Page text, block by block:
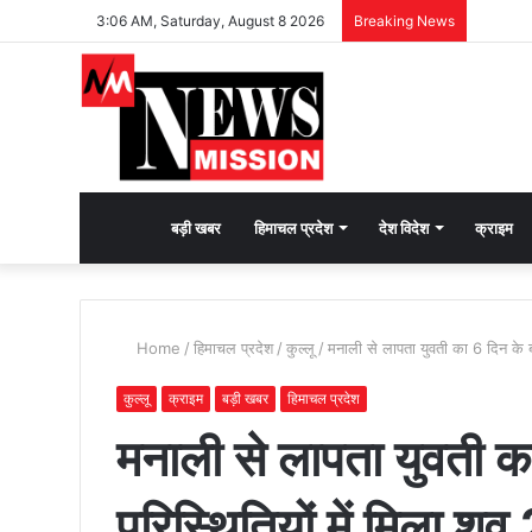
3:06 AM, Saturday, August 8 2026 Breaking News
भक्ति
भावना
जगाने
बड़ी खबर हिमाचल प्रदेश देश विदेश क्राइम
Home / हिमाचल प्रदेश / कुल्लू / मनाली से लापता युवती का 6 दिन के
कुल्लू क्राइम बड़ी खबर हिमाचल प्रदेश
मनाली से लापता युवती